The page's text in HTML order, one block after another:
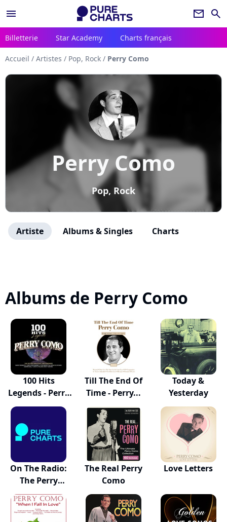
menu newsletter search
Billetterie Star Academy Charts français
Accueil / Artistes / Pop, Rock / Perry Como
Perry Como
Pop, Rock
Artiste Albums & Singles Charts
Albums de Perry Como
100 Hits
Legends - Perry
Como
Till The End Of
Time - Perry...
Today &
Yesterday
On The Radio:
The Perry
Como...
The Real Perry
Como
Love Letters